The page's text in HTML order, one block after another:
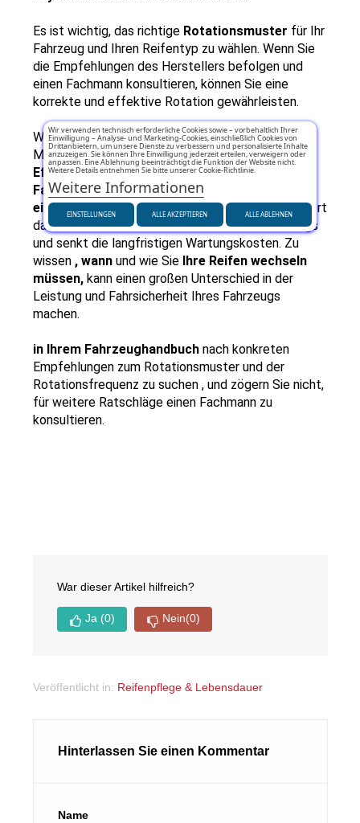
Es ist wichtig, das richtige Rotationsmuster für Ihr
Fahrzeug und Ihren Reifentyp zu wählen. Wenn Sie
die Empfehlungen des Herstellers befolgen und
einen Fachmann konsultieren, können Sie eine
korrekte und effektive Rotation gewährleisten.
Wechseln Ihrer Reifen ist eine wesentliche
Maßnahme zur Aufrechterhaltung der Sicherheit
Effizienz und Lebensdauer der Reifen Ihres
Fahrzeugs
einen gleichmäßigen Profilverschleiß , verbessert
das Fahrverhalten und die Stabilität des Fahrzeugs
und senkt die langfristigen Wartungskosten. Zu
wissen , wann und wie Sie Ihre Reifen wechseln
müssen, kann einen großen Unterschied in der
Leistung und Fahrsicherheit Ihres Fahrzeugs
machen.
in Ihrem Fahrzeughandbuch nach konkreten
Empfehlungen zum Rotationsmuster und der
Rotationsfrequenz zu suchen , und zögern Sie nicht,
für weitere Ratschläge einen Fachmann zu
konsultieren.
War dieser Artikel hilfreich?
Ja (0) Nein(0)
Veröffentlicht in: Reifenpflege & Lebensdauer
Hinterlassen Sie einen Kommentar
Name
Wir verwenden technisch erforderliche Cookies sowie – vorbehaltlich Ihrer
Einwilligung – Analyse- und Marketing-Cookies, einschließlich Cookies von
Drittanbietern, um unsere Dienste zu verbessern und personalisierte Inhalte
anzuzeigen. Sie können Ihre Einwilligung jederzeit erteilen, verweigern oder
anpassen. Eine Ablehnung beeinträchtigt die Funktion der Website nicht.
Weitere Details entnehmen Sie bitte unserer Cookie-Richtlinie.
Weitere Informationen
EINSTELLUNGEN ALLE ABLEHNEN
ALLE AKZEPTIEREN